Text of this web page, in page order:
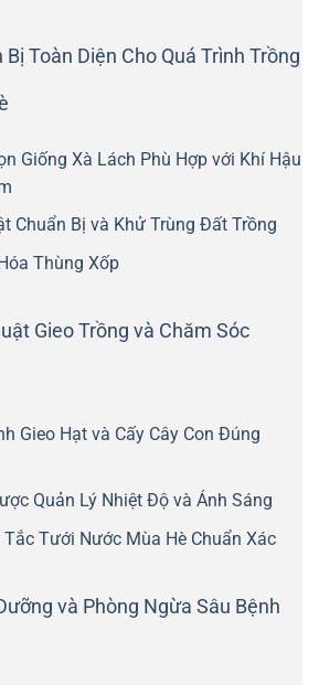
Bị Toàn Diện Cho Quá Trình Trồng
Giống Xà Lách Phù Hợp với Khí Hậu
Chuẩn Bị và Khử Trùng Đất Trồng
Thùng Xốp
Gieo Trồng và Chăm Sóc
Gieo Hạt và Cấy Cây Con Đúng
Quản Lý Nhiệt Độ và Ánh Sáng
Tắc Tưới Nước Mùa Hè Chuẩn Xác
và Phòng Ngừa Sâu Bệnh